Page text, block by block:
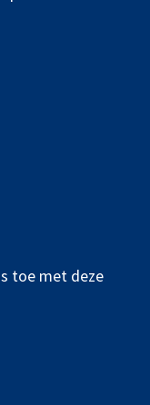
toe met deze